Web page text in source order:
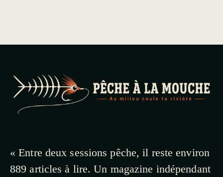
« Entre deux sessions pêche, il reste environ
889 articles à lire. Un magazine indépendant